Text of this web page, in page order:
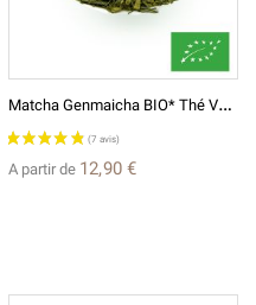
M
Atcha Genmaicha BIO* Thé Vert Japonais 抹茶入り 玄米茶
A partir de 12,90 €